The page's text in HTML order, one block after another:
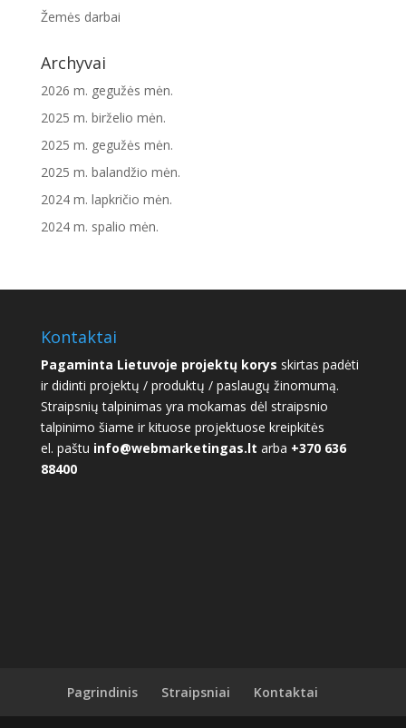
Žemės darbai
Archyvai
2026 m. gegužės mėn.
2025 m. birželio mėn.
2025 m. gegužės mėn.
2025 m. balandžio mėn.
2024 m. lapkričio mėn.
2024 m. spalio mėn.
Kontaktai
Pagaminta Lietuvoje projektų korys skirtas padėti
ir didinti projektų / produktų / paslaugų žinomumą.
Straipsnių talpinimas yra mokamas dėl straipsnio
talpinimo šiame ir kituose projektuose kreipkitės
el. paštu info@webmarketingas.lt arba +370 636
88400
Pagrindinis Straipsniai Kontaktai